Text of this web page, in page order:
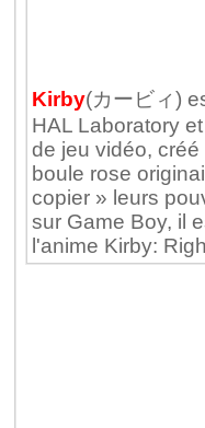
Kirby(カービィ)
HAL Laboratory
de jeu vidéo,
boule rose
copier » leurs
sur Game Boy, il
l'anime Kirby: